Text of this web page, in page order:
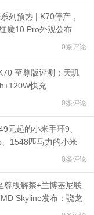
列预热 | K70停产，
魔10 Pro外观公布
0条评论
至尊版评测：天玑
快充
0条评论
元起的小米手环9、
1548匹马力的小米
0条评论
尊版解禁+兰博基尼联
Skyline发布：骁龙